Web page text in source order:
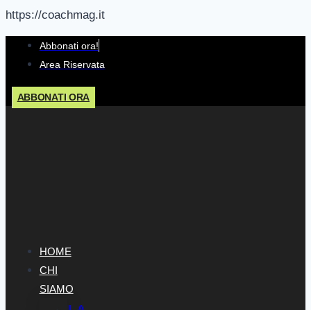
https://coachmag.it
Salta
contenuto
Abbonati ora!
Area Riservata
ABBONATI ORA
HOME
CHI
SIAMO